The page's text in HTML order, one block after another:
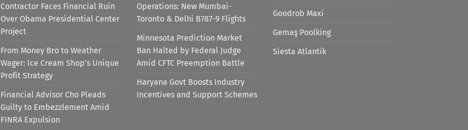
Contractor Faces Financial Ruin
Over Obama Presidential Center
Project
From Money Bro to Weather
Wager: Ice Cream Shop’s Unique
Profit Strategy
Financial Advisor Cho Pleads
Guilty to Embezzlement Amid
FINRA Expulsion
Operations: New Mumbai-
Toronto & Delhi B787-9 Flights
Minnesota Prediction Market
Ban Halted by Federal Judge
Amid CFTC Preemption Battle
Haryana Govt Boosts Industry
Incentives and Support Schemes
Goodrob Maxi
Gemaş Poolking
Siesta Atlantik